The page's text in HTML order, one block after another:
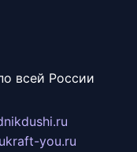
всей России
kraft-you.ru